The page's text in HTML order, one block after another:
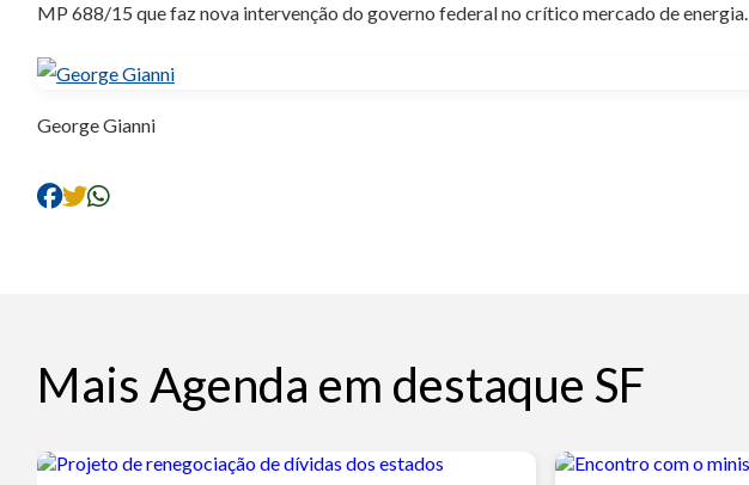
MP 688/15 que faz nova intervenção do governo federal no crítico mercado de energia.
George Gianni
Mais Agenda em destaque SF